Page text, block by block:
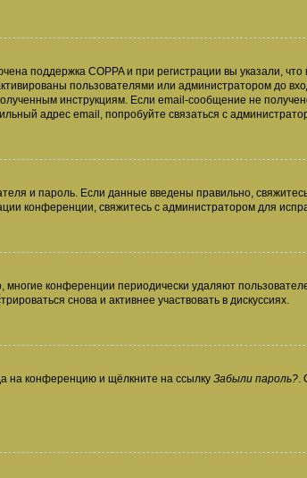
поддержка COPPA и при регистрации вы указали, что
пользователями или администратором до
инструкциям. Если email-сообщение не
адрес email, попробуйте связаться с
и пароль. Если данные введены правильно,
конференции, свяжитесь с администратором для
конференции периодически удаляют
снова и активнее участвовать в дискуссиях.
на конференцию и щёлкните на ссылку Забыли пароль?